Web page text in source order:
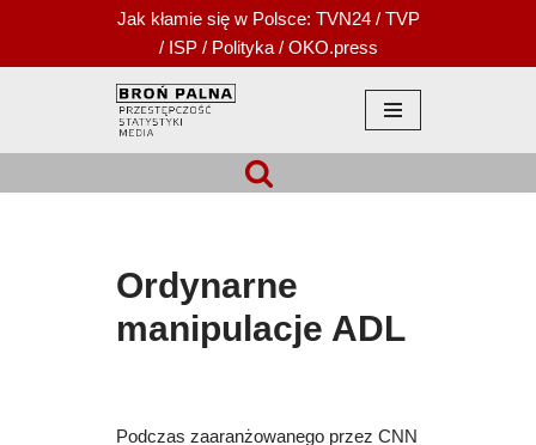
Przejdź
Jak kłamie się w Polsce: TVN24/ TVP
/ ISP/ Polityka/ OKO.press
Ordynarne
manipulacje ADL
Podczas zaaranżowanego przez CNN